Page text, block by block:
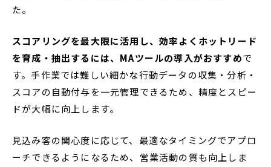
た。
スコアリングを最大限に活用し、効率よくホットリード
を育成・抽出するには、MAツールの導入がおすすめで
す。手作業では難しい細かな行動データの収集・分析・
スコアの自動付与を一元管理できるため、精度とスピー
ドが大幅に向上します。
見込み客の関心度に応じて、最適なタイミングでアプロ
ーチできるようになるため、営業活動の質も向上しま